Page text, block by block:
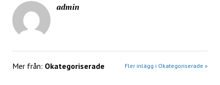
admin
Mer från: Okategoriserade Fler inlägg i Okategoriserade »